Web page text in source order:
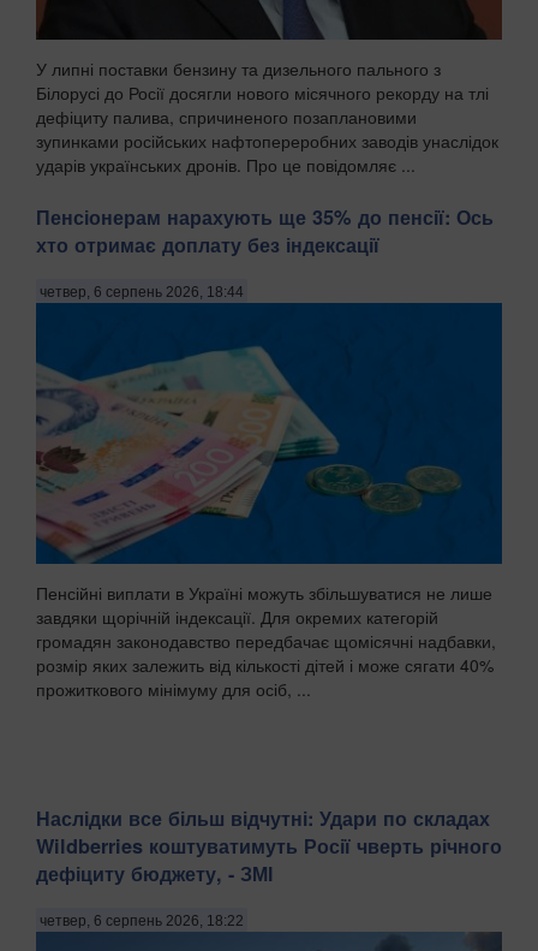
У липні поставки бензину та дизельного пального з
Білорусі до Росії досягли нового місячного рекорду на тлі
дефіциту палива, спричиненого позаплановими
зупинками російських нафтопереробних заводів унаслідок
ударів українських дронів. Про це повідомляє ...
Пенсіонерам нарахують ще 35% до пенсії: Ось
хто отримає доплату без індексації
четвер, 6 серпень 2026, 18:44
Пенсійні виплати в Україні можуть збільшуватися не лише
завдяки щорічній індексації. Для окремих категорій
громадян законодавство передбачає щомісячні надбавки,
розмір яких залежить від кількості дітей і може сягати 40%
прожиткового мінімуму для осіб, ...
Наслідки все більш відчутні: Удари по складах
Wildberries коштуватимуть Росії чверть річного
дефіциту бюджету, - ЗМІ
четвер, 6 серпень 2026, 18:22